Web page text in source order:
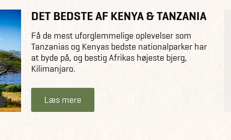
DET BEDSTE AF KENYA & TANZANIA
Få de mest uforglemmelige oplevelser som
Tanzanias og Kenyas bedste nationalparker har
at byde på, og bestig Afrikas højeste bjerg,
Kilimanjaro.
Læs mere